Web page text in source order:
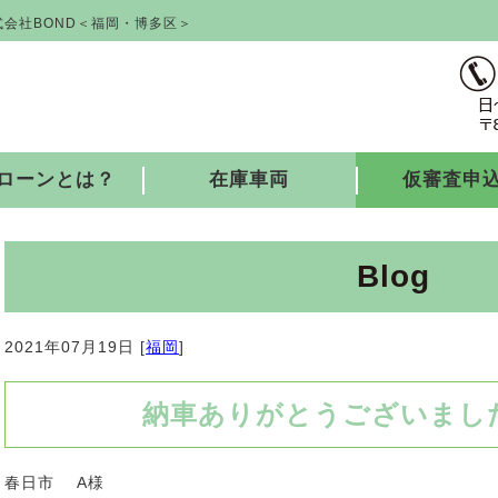
社BOND＜福岡・博多区＞
ーンとは？ 在庫車両 仮審査申
Blog
2021年07月19日 [福岡]
納車ありがとうござい
春日市 A様